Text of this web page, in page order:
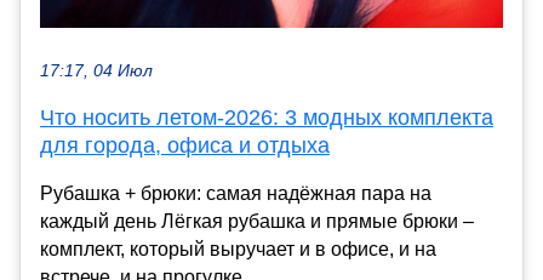
17:17, 04 Июл
Что носить летом-2026: 3 модных комплекта
для города, офиса и отдыха
Рубашка + брюки: самая надёжная пара на
каждый день Лёгкая рубашка и прямые брюки –
комплект, который выручает и в офисе, и на